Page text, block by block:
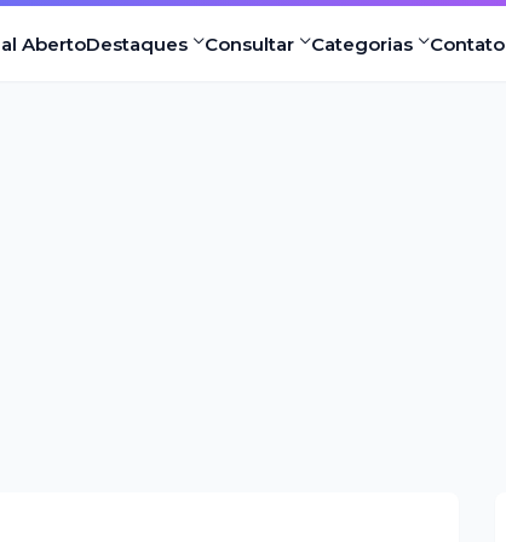
AbertoDestaques Consultar Categorias Contato